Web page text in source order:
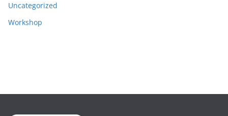
Uncategorized
Workshop